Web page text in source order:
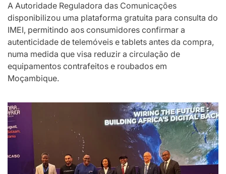
A Autoridade Reguladora das Comunicações
disponibilizou uma plataforma gratuita para consulta do
IMEI, permitindo aos consumidores confirmar a
autenticidade de telemóveis e tablets antes da compra,
numa medida que visa reduzir a circulação de
equipamentos contrafeitos e roubados em
Moçambique.